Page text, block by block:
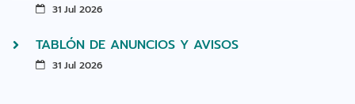
31 Jul 2026
TABLÓN DE ANUNCIOS Y AVISOS
31 Jul 2026